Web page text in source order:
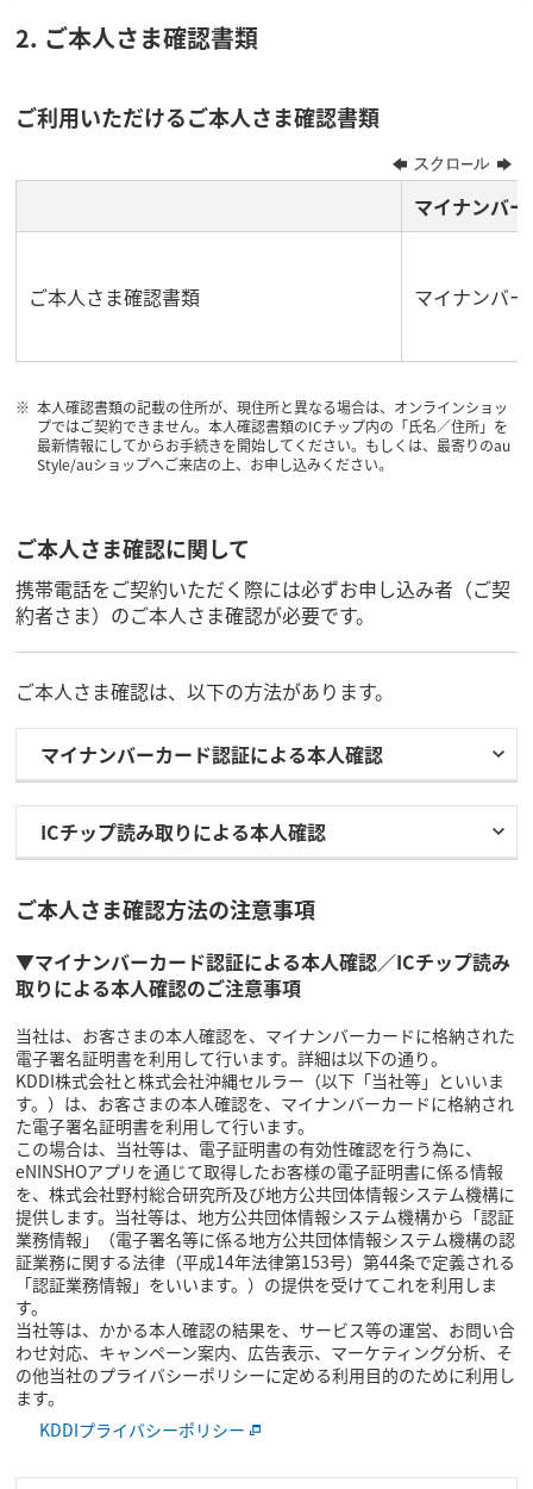
2. ご本人さま確認書類
ご利用いただけるご本人さま確認書類
マイナンバ
ご本人さま確認書類 マイナンバ
本人確認書類の記載の住所が、現住所と異なる場合は、オンラインショッ
プではご契約できません。本人確認書類のICチップ内の「氏名／住所」を
最新情報にしてからお手続きを開始してください。もしくは、最寄りのau
Style/auショップへご来店の上、お申し込みください。
ご本人さま確認に関して
携帯電話をご契約いただく際には必ずお申し込み者（ご契
約者さま）のご本人さま確認が必要です。
ご本人さま確認は、以下の方法があります。
マイナンバーカード認証による本人確認
ICチップ読み取りによる本人確認
ご本人さま確認方法の注意事項
▼マイナンバーカード認証による本人確認／ICチップ読み
取りによる本人確認のご注意事項
当社は、お客さまの本人確認を、マイナンバーカードに格納された
電子署名証明書を利用して行います。詳細は以下の通り。
KDDI株式会社と株式会社沖縄セルラー（以下「当社等」といいま
す。）は、お客さまの本人確認を、マイナンバーカードに格納され
た電子署名証明書を利用して行います。
この場合は、当社等は、電子証明書の有効性確認を行う為に、
eNINSHOアプリを通じて取得したお客様の電子証明書に係る情報
を、株式会社野村総合研究所及び地方公共団体情報システム機構に
提供します。当社等は、地方公共団体情報システム機構から「認証
業務情報」（電子署名等に係る地方公共団体情報システム機構の認
証業務に関する法律（平成14年法律第153号）第44条で定義される
「認証業務情報」をいいます。）の提供を受けてこれを利用しま
す。
当社等は、かかる本人確認の結果を、サービス等の運営、お問い合
わせ対応、キャンペーン案内、広告表示、マーケティング分析、そ
の他当社のプライバシーポリシーに定める利用目的のために利用し
ます。
KDDIプライバシーポリシー